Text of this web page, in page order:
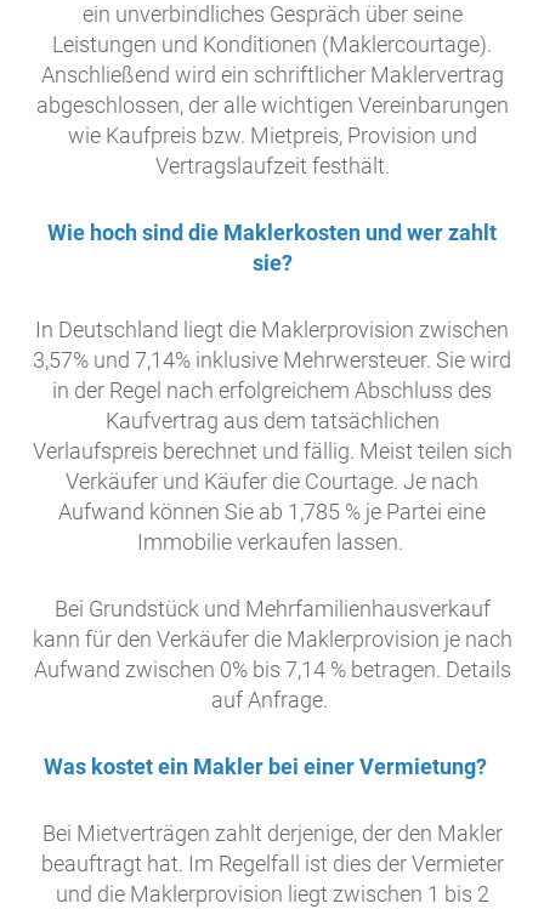
ein unverbindliches Gespräch über seine
Leistungen und Konditionen (Maklercourtage).
Anschließend wird ein schriftlicher Maklervertrag
abgeschlossen, der alle wichtigen Vereinbarungen
wie Kaufpreis bzw. Mietpreis, Provision und
Vertragslaufzeit festhält.
Wie hoch sind die Maklerkosten und wer zahlt
sie?
In Deutschland liegt die Maklerprovision zwischen
3,57% und 7,14% inklusive Mehrwersteuer. Sie wird
in der Regel nach erfolgreichem Abschluss des
Kaufvertrag aus dem tatsächlichen
Verlaufspreis berechnet und fällig. Meist teilen sich
Verkäufer und Käufer die Courtage. Je nach
Aufwand können Sie ab 1,785 % je Partei eine
Immobilie verkaufen lassen.
Bei Grundstück und Mehrfamilienhausverkauf
kann für den Verkäufer die Maklerprovision je nach
Aufwand zwischen 0% bis 7,14 % betragen. Details
auf Anfrage.
Was kostet ein Makler bei einer Vermietung?
Bei Mietverträgen zahlt derjenige, der den Makler
beauftragt hat. Im Regelfall ist dies der Vermieter
und die Maklerprovision liegt zwischen 1 bis 2